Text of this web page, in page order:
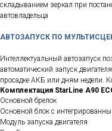
складыванием зеркал при
автовладельца
АВТОЗАПУСК ПО
Интеллектуальный автозапуск
автоматический запуск
просадке АКБ или дням недели.
Комплектация StarLine A90
Основной брелок
Основной блок с
Модуль запуска двигателя